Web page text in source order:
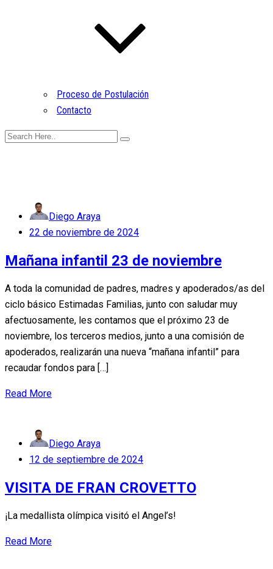
Proceso de Postulación
Contacto
Diego Araya
Posted
22 de noviembre de 2024
Mañana infantil 23 de noviembre
A toda la comunidad de padres, madres y apoderados/as del
ciclo básico Estimadas Familias, junto con saludar muy
afectuosamente, les contamos que el próximo 23 de
noviembre, los terceros medios, junto a una comisión de
apoderados, realizarán una nueva “mañana infantil” para
recaudar fondos para […]
Read More
Diego Araya
Posted
12 de septiembre de 2024
VISITA DE FRAN CROVETTO
¡La medallista olímpica visitó el Angel’s!
Read More